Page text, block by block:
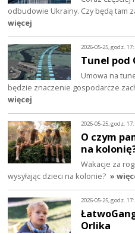
odbudowie Ukrainy. Czy będą tam
więcej
2026-05-25, godz.
Tunel pod
Umowa na
będzie znaczenie gospodarcze
więcej
2026-05-25, godz.
O czym
na
Wakacje za
wysyłając dzieci na kolonie? »
2026-05-25, godz.
Orlika